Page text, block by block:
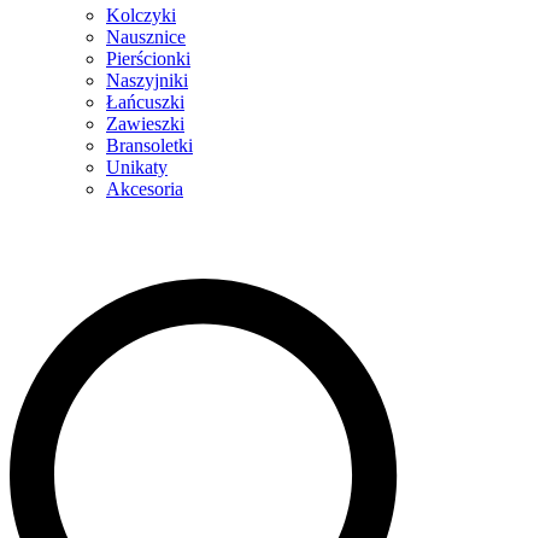
Kolczyki
Nausznice
Pierścionki
Naszyjniki
Łańcuszki
Zawieszki
Bransoletki
Unikaty
Akcesoria